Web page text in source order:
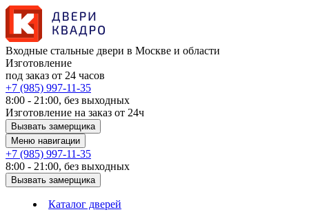
Входные стальные двери в Москве и области
Изготовление
под заказ от 24 часов
+7 (985) 997-11-35
8:00 - 21:00, без выходных
Изготовление на заказ от 24ч
Вызвать замерщика
Меню навигации
+7 (985) 997-11-35
8:00 - 21:00, без выходных
Вызвать замерщика
Каталог дверей